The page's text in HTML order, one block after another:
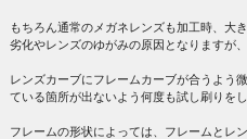
もちろん通常のメガネレンズも加工時、大
劣化やレンズのゆがみの原因となりますが
レンズカーブにフレームカーブが合うよう
ている箇所が出ないよう何度も試し刷りを
フレームの形状によっては、フレームとレ